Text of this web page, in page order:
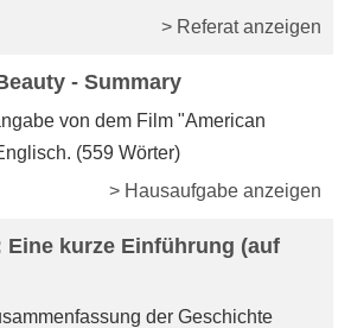
> Referat anzeigen
- Summary
von dem Film "American
(559 Wörter)
> Hausaufgabe anzeigen
kurze Einführung (auf
der Geschichte